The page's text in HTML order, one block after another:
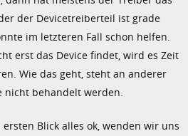
der Devicetreiberteil ist grade
im letzteren Fall schon helfen.
erst das Device findet, wird es Zeit
Wie das geht, steht an anderer
behandelt werden.
Blick alles ok, wenden wir uns